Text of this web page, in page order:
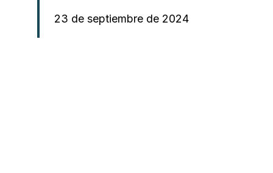
23 de septiembre de 2024